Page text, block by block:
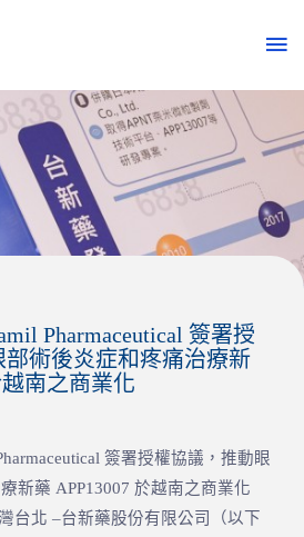
Pharmaceutical 簽署授
術後炎症和疼痛治療新
越南之商業化
簽署授權協議，推動眼
新藥 APP13007 於越南之商業化
台北 –台新藥股份有限公司（以下